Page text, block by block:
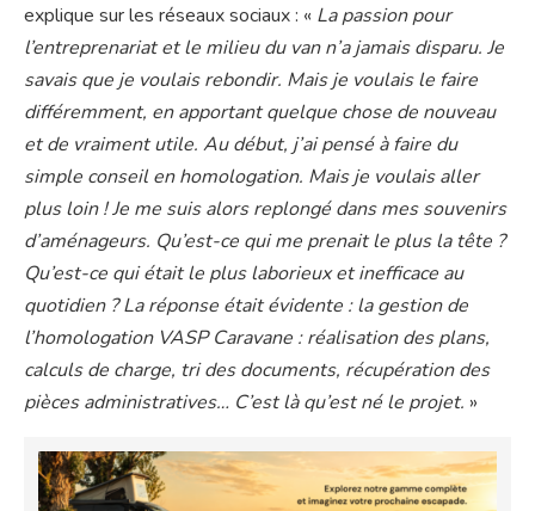
explique sur les réseaux sociaux : « La passion pour
l’entreprenariat et le milieu du van n’a jamais disparu. Je
savais que je voulais rebondir. Mais je voulais le faire
différemment, en apportant quelque chose de nouveau
et de vraiment utile. Au début, j’ai pensé à faire du
simple conseil en homologation. Mais je voulais aller
plus loin ! Je me suis alors replongé dans mes souvenirs
d’aménageurs. Qu’est-ce qui me prenait le plus la tête ?
Qu’est-ce qui était le plus laborieux et inefficace au
quotidien ? La réponse était évidente : la gestion de
l’homologation VASP Caravane : réalisation des plans,
calculs de charge, tri des documents, récupération des
pièces administratives… C’est là qu’est né le projet. »